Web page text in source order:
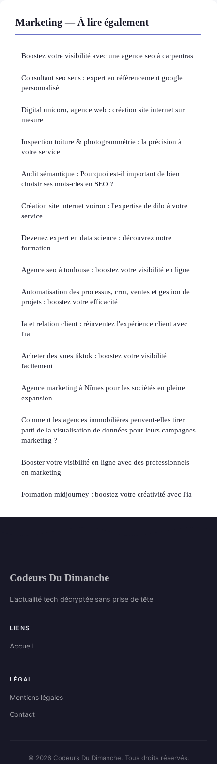
Marketing — À lire également
Boostez votre visibilité avec une agence seo à carpentras
Consultant seo sens : expert en référencement google
personnalisé
Digital unicorn, agence web : création site internet sur
mesure
Inspection toiture & photogrammétrie : la précision à
votre service
Audit sémantique : Pourquoi est-il important de bien
choisir ses mots-cles en SEO ?
Création site internet voiron : l'expertise de dilo à votre
service
Devenez expert en data science : découvrez notre
formation
Agence seo à toulouse : boostez votre visibilité en ligne
Automatisation des processus, crm, ventes et gestion de
projets : boostez votre efficacité
Ia et relation client : réinventez l'expérience client avec
l'ia
Acheter des vues tiktok : boostez votre visibilité
facilement
Agence marketing à Nîmes pour les sociétés en pleine
expansion
Comment les agences immobilières peuvent-elles tirer
parti de la visualisation de données pour leurs campagnes
marketing ?
Booster votre visibilité en ligne avec des professionnels
en marketing
Formation midjourney : boostez votre créativité avec l'ia
Codeurs Du Dimanche
L'actualité tech décryptée sans prise de tête
LIENS
Accueil
LÉGAL
Mentions légales
Contact
© 2026 Codeurs Du Dimanche. Tous droits réservés.